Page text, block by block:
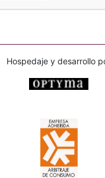
Hospedaje y desarrollo